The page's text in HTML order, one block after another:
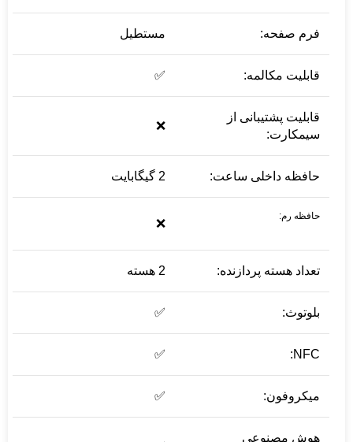
فرم صفحه: مستطیل
قابلیت مکالمه: ✅
قابلیت پشتیبانی از
سیمکارت:
❌
حافظه داخلی ساعت: 2 گیگابایت
حافظه رم:
❌
تعداد هسته پردازنده: 2 هسته
بلوتوث: ✅
NFC:
✅
میکروفون: ✅
هوش مصنوعی